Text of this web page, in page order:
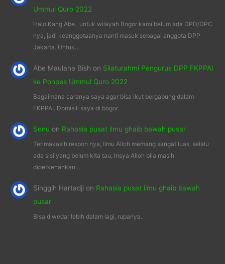
Ummul Quro 2022
Halo Kang Abe.. untuk wilayah Bogor kami belum ada DPD/DPC
nya, jadi keanggotaanya nanti masuk sebagai anggota DPP
Jakarta. Untuk…
Abe Maulana Bish on Silaturahmi Pengurus DPP FKPPAI
ke Ponpes Ummul Quro 2022
Bagaimana caranya saya agar bisa ikut bergabung dalam
FKPPAI. Domisili saya di bogor.
Senu on Rahasia pusat ilmu ghaib bawah pusar
Terimakasih respon nya, Ilmu Alloh memang sangat luas, selalu
ada sisi yang belum kita tau, Insya Alloh bila masih
diperkenankan…
Singgih Hartadjion Rahasia pusat ilmu ghaib bawah
pusar
Bisa diwedar lebih dalam lagi, rupanya.